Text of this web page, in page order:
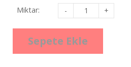
Miktar: Kadın
Boy
Taş
adet
Sepete Ekle